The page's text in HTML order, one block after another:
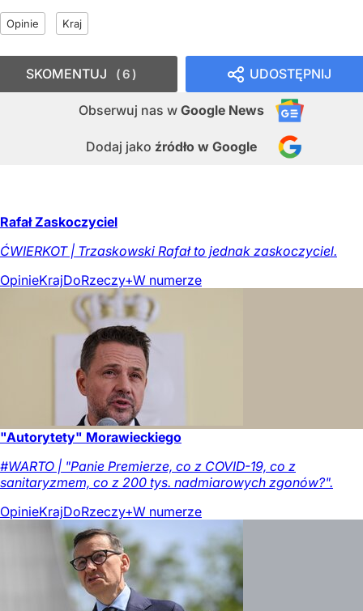
Opinie Kraj
UDOSTĘPNIJ
Obserwuj nas w Google News
Dodaj jako źródło w Google
SKOMENTUJ 6
Rafał Zaskoczyciel
ĆWIERKOT | Trzaskowski Rafał to jednak zaskoczyciel.
OpinieKrajDoRzeczy+W numerze
"Autorytety" Morawieckiego
#WARTO | "Panie Premierze, co z COVID-19, co z
sanitaryzmem, co z 200 tys. nadmiarowych zgonów?".
OpinieKrajDoRzeczy+W numerze